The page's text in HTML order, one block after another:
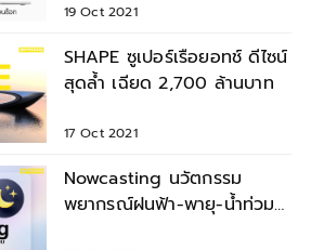
19 Oct 2021
SHAPE ซูเปอร์เรือยอทช์ ดีไซน์
สุดล้ำ เฉียด 2,700 ล้านบาท
17 Oct 2021
Nowcasting นวัตกรรม
พยากรณ์ฝนฟ้า-พายุ-น้ำท่วม